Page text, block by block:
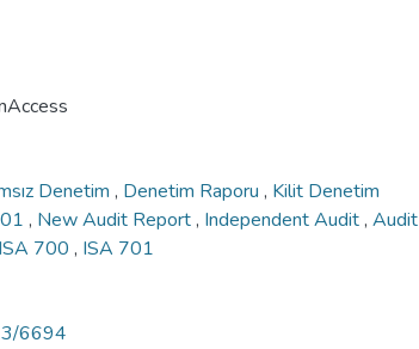
Denetim , Denetim Raporu , Kilit Denetim
, New Audit Report, Independent Audit, Audit
ISA 700 , ISA 701
6694